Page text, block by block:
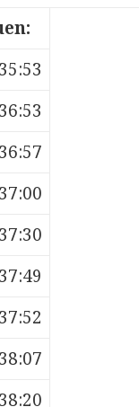
35:53
36:53
36:57
37:00
37:30
37:49
37:52
38:07
38:20